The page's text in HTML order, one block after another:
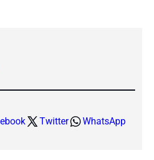
Twitter WhatsApp